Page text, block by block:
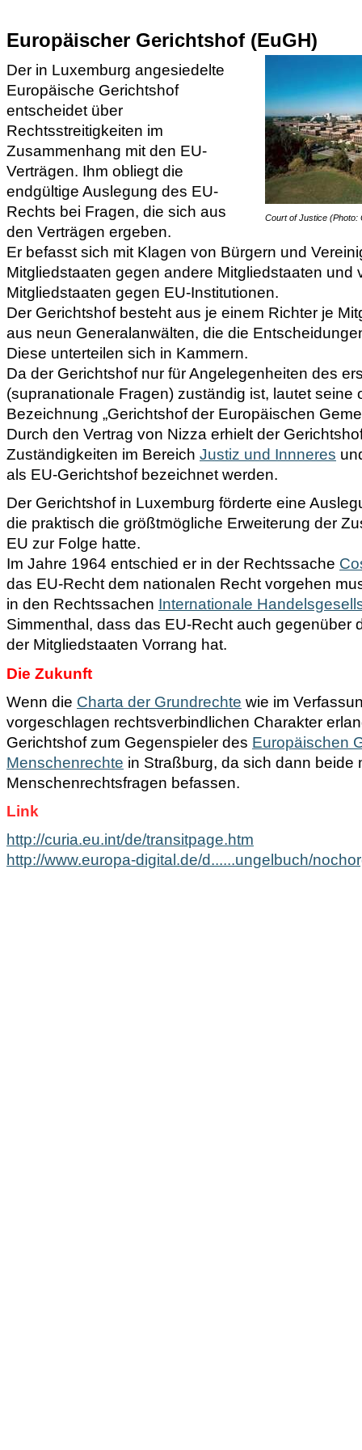
Europäischer Gerichtshof (EuGH)
Court of Justice (Photo:
Der in Luxemburg angesiedelte
Europäische Gerichtshof
entscheidet über
Rechtsstreitigkeiten im
Zusammenhang mit den EU-
Verträgen. Ihm obliegt die
endgültige Auslegung des EU-
Rechts bei Fragen, die sich aus
den Verträgen ergeben.
Er befasst sich mit Klagen von Bürgern und
Mitgliedstaaten gegen andere Mitgliedstaaten und
Mitgliedstaaten gegen EU-Institutionen.
Der Gerichtshof besteht aus je einem Richter je
aus neun Generalanwälten, die die
Diese unterteilen sich in Kammern.
Da der Gerichtshof nur für Angelegenheiten des
(supranationale Fragen) zuständig ist, lautet seine
Bezeichnung „Gerichtshof der Europäischen
Durch den Vertrag von Nizza erhielt der
Zuständigkeiten im Bereich Justiz und Innneres
als EU-Gerichtshof bezeichnet werden.
Der Gerichtshof in Luxemburg förderte eine
die praktisch die größtmögliche Erweiterung der
EU zur Folge hatte.
Im Jahre 1964 entschied er in der Rechtssache
das EU-Recht dem nationalen Recht vorgehen
in den Rechtssachen Internationale
Simmenthal, dass das EU-Recht auch gegenüber
der Mitgliedstaaten Vorrang hat.
Die Zukunft
Wenn die Charta der Grundrechte wie im
vorgeschlagen rechtsverbindlichen Charakter
Gerichtshof zum Gegenspieler des Europäischen
Menschenrechte in Straßburg, da sich dann beide
Menschenrechtsfragen befassen.
Link
http://curia.eu.int/de/transitpage.htm
http://www.europa-digital.de/d......ungelbuch/